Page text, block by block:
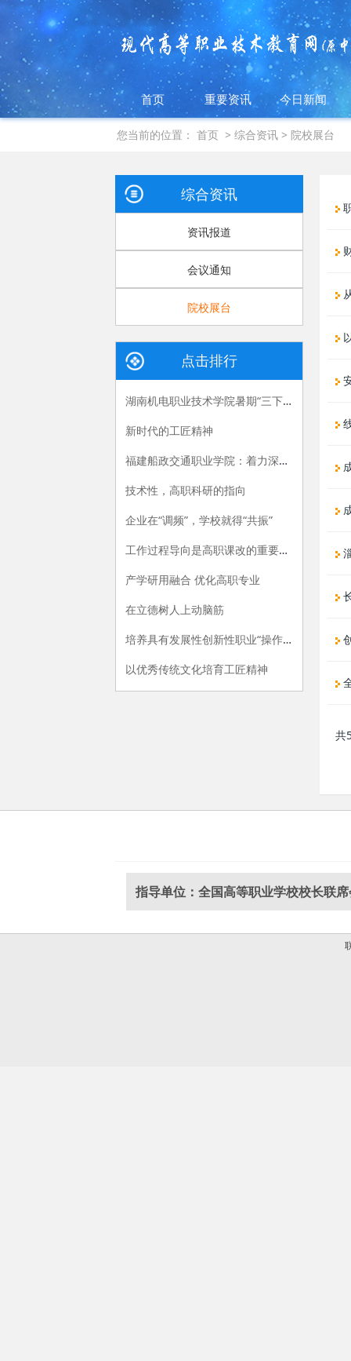
首页 重要资讯 今日新闻
您当前的位置：首页 >综合资讯 >院校展台
综合资讯
资讯报道
会议通知
院校展台
点击排行
湖南机电职业技术学院暑期“三下乡”：长大后，我就成了你
新时代的工匠精神
福建船政交通职业学院：着力深化产教融合，“六招”助推职教供给侧改革
技术性，高职科研的指向
企业在“调频”，学校就得“共振”
工作过程导向是高职课改的重要指导原则
产学研用融合 优化高职专业
在立德树人上动脑筋
培养具有发展性创新性职业“操作手”
以优秀传统文化培育工匠精神
共
指导单位：全国高等职业学校校长联